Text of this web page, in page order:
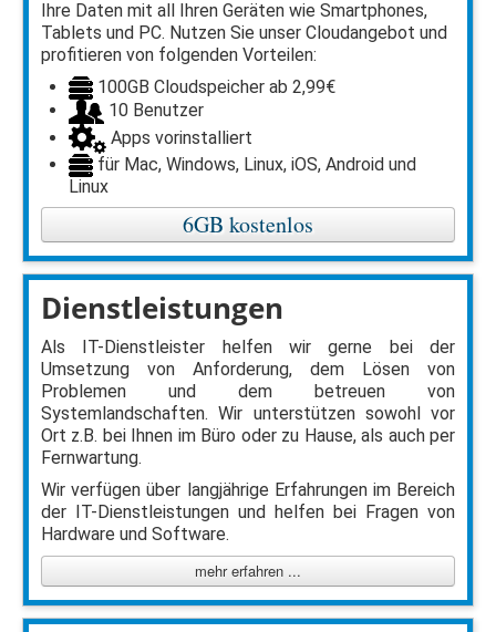
Ihre Daten mit all Ihren Geräten wie Smartphones,
Tablets und PC. Nutzen Sie unser Cloudangebot und
profitieren von folgenden Vorteilen:
100GB Cloudspeicher ab 2,99€
10 Benutzer
Apps vorinstalliert
für Mac, Windows, Linux, iOS, Android und
Linux
6GB kostenlos
Dienstleistungen
Als IT-Dienstleister helfen wir gerne bei der
Umsetzung von Anforderung, dem Lösen von
Problemen und dem betreuen von
Systemlandschaften. Wir unterstützen sowohl vor
Ort z.B. bei Ihnen im Büro oder zu Hause, als auch per
Fernwartung.
Wir verfügen über langjährige Erfahrungen im Bereich
der IT-Dienstleistungen und helfen bei Fragen von
Hardware und Software.
mehr erfahren ...